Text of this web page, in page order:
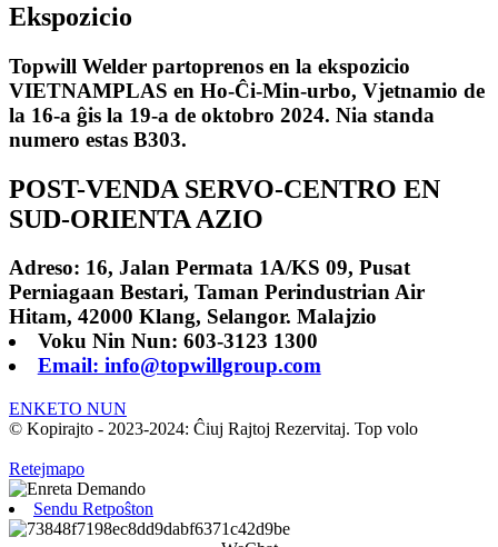
Ekspozicio
Topwill Welder partoprenos en la ekspozicio
VIETNAMPLAS en Ho-Ĉi-Min-urbo, Vjetnamio de
la 16-a ĝis la 19-a de oktobro 2024. Nia standa
numero estas B303.
POST-VENDA SERVO-CENTRO EN
SUD-ORIENTA AZIO
Adreso: 16, Jalan Permata 1A/KS 09, Pusat
Perniagaan Bestari, Taman Perindustrian Air
Hitam, 42000 Klang, Selangor. Malajzio
Voku Nin Nun: 603-3123 1300
Email: info@topwillgroup.com
ENKETO NUN
© Kopirajto - 2023-2024: Ĉiuj Rajtoj Rezervitaj. Top volo
Retejmapo
Sendu Retpoŝton